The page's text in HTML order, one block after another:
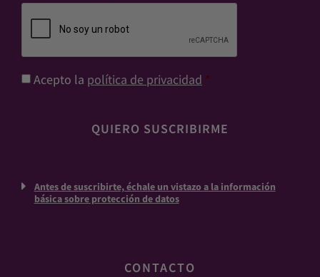
Consentimiento *
Acepto la política de privacidad *
Antes de suscribirte, échale un vistazo a la información
básica sobre protección de datos
CONTACTO